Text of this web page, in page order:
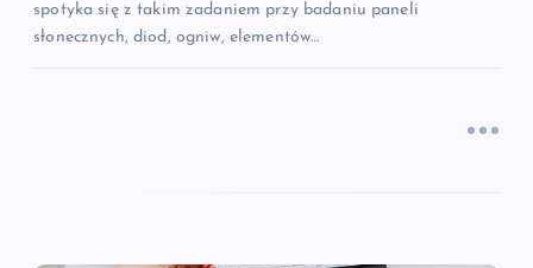
spotyka się z takim zadaniem przy badaniu paneli
słonecznych, diod, ogniw, elementów…